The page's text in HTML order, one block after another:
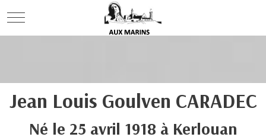
Mobile Menu Toggle
Jean Louis Goulven CARADEC
Né le 25 avril 1918 à Kerlouan